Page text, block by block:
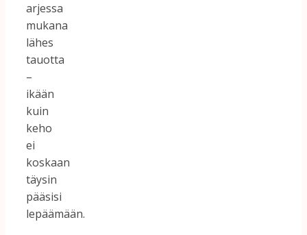
arjessa
mukana
lähes
tauotta
–
ikään
kuin
keho
ei
koskaan
täysin
pääsisi
lepäämään.